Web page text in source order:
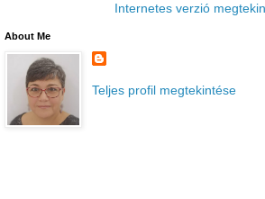
Internetes verzió
About Me
Teljes profil megtekintése